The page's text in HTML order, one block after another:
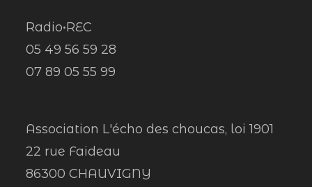
Radio•REC
05 49 56 59 28
07 89 05 55 99
Association L'écho des choucas, loi 1901
22 rue Faideau
86300 CHAUVIGNY